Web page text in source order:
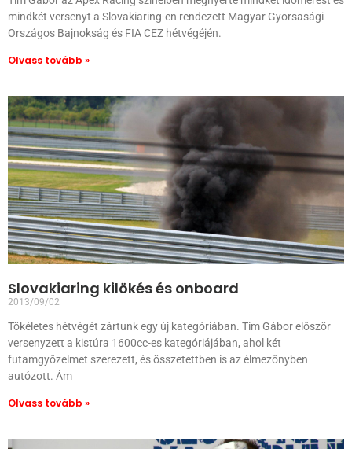
mindkét versenyt a Slovakiaring-en rendezett Magyar Gyorsasági
Országos Bajnokság és FIA CEZ hétvégéjén.
Olvass tovább »
Slovakiaring kilökés és onboard
2013/09/02
Tökéletes hétvégét zártunk egy új kategóriában. Tim Gábor először
versenyzett a kistúra 1600cc-es kategóriájában, ahol két
futamgyőzelmet szerezett, és összetettben is az élmezőnyben
autózott. Ám
Olvass tovább »